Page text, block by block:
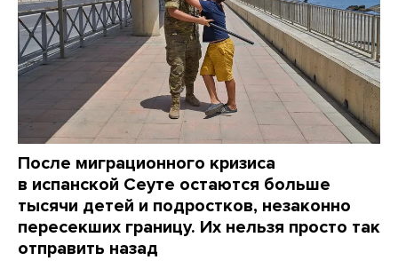
После миграционного кризиса
в испанской Сеуте остаются больше
тысячи детей и подростков, незаконно
пересекших границу. Их нельзя просто так
отправить назад